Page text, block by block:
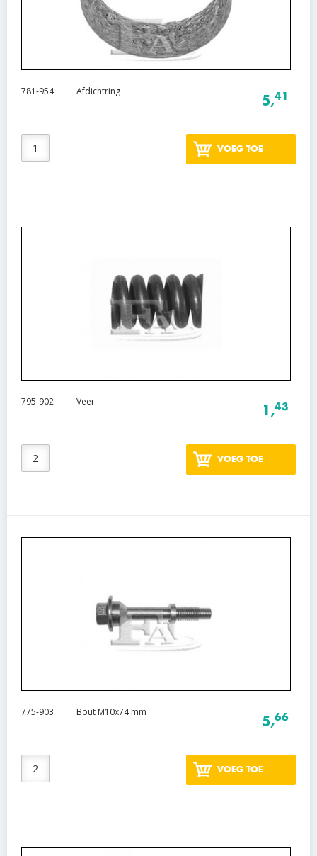
781-954 Afdichtring
5,41
VOEG TOE
795-902 Veer
1,43
VOEG TOE
775-903 Bout M10x74 mm
5,66
VOEG TOE